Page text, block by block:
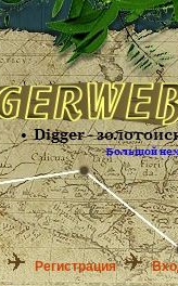
Регистрация